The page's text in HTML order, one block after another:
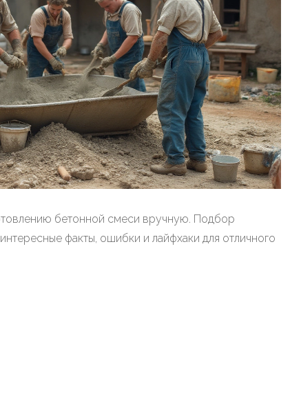
бетонной смеси вручную. Подбор
факты, ошибки и лайфхаки для отличного